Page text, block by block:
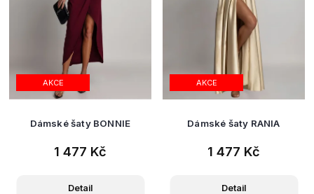
AKCE
Dámské šaty BONNIE
1 477 Kč
Detail
AKCE
Dámské šaty RANIA
1 477 Kč
Detail